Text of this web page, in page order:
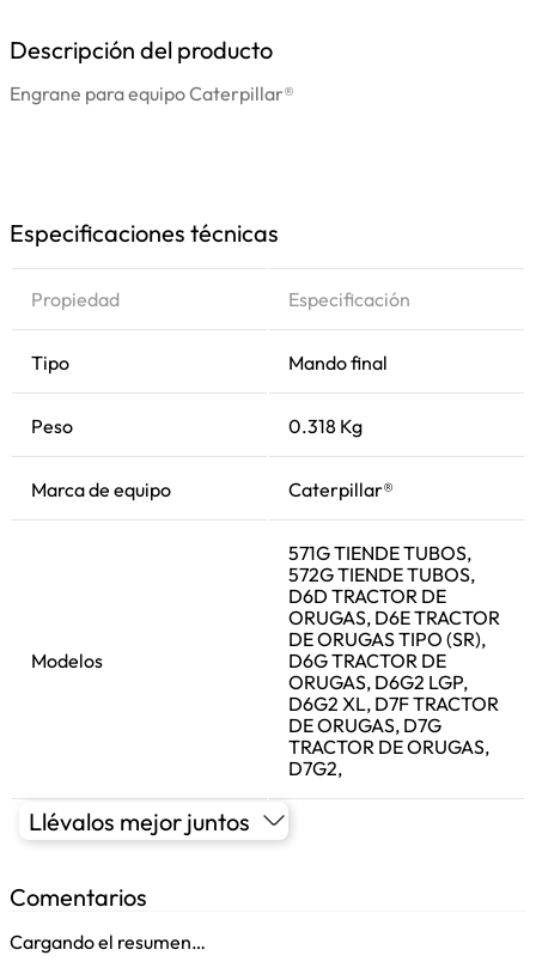
Descripción del producto
Engrane para equipo Caterpillar®
Especificaciones técnicas
Propiedad Especificación
Tipo Mando final
Peso 0.318 Kg
Marca de equipo Caterpillar®
Modelos
571G TIENDE TUBOS,
572G TIENDE TUBOS,
D6D TRACTOR DE
ORUGAS, D6E TRACTOR
DE ORUGAS TIPO (SR),
D6G TRACTOR DE
ORUGAS, D6G2 LGP,
D6G2 XL, D7F TRACTOR
DE ORUGAS, D7G
TRACTOR DE ORUGAS,
D7G2,
Llévalos mejor juntos
Comentarios
Cargando el resumen…